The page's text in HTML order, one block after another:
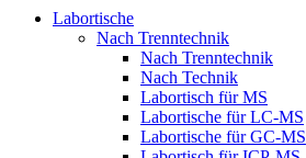
Labortische
Nach Trenntechnik
Nach Trenntechnik
Nach Technik
Labortisch für MS
Labortische für LC-MS
Labortische für GC-MS